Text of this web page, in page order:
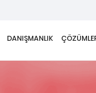
DANIŞMANLIK